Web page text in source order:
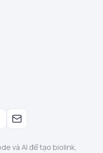
và AI để tạo biolink,